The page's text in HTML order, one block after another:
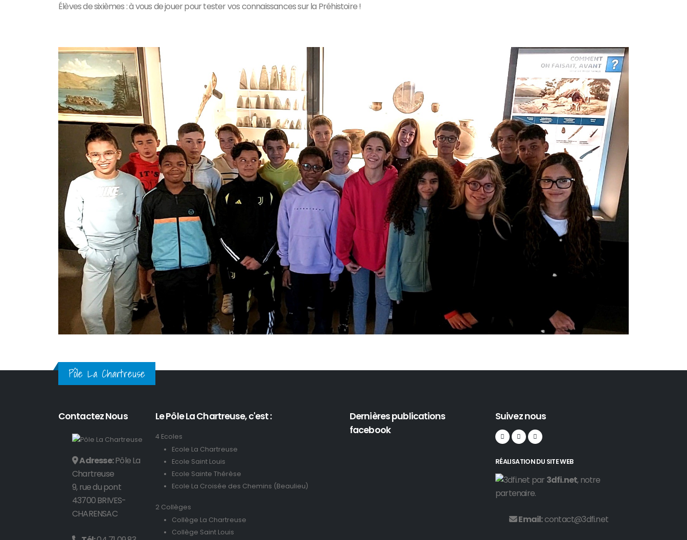
Élèves de sixièmes : à vous de jouer pour tester vos connaissances sur la Préhistoire !
Pôle La Chartreuse
Contactez Nous
Adresse:Pôle La
Chartreuse
9, rue du pont
43700 BRIVES-
CHARENSAC
Le Pôle La Chartreuse, c'est :
4 Ecoles
Ecole La Chartreuse
Ecole Saint Louis
Ecole Sainte Thérèse
Ecole La Croisée des Chemins (Beaulieu)
2 Collèges
Collège La Chartreuse
Collège Saint Louis
Dernières publications
facebook
Suivez nous
RÉALISATION DU SITE WEB
par 3dfi.net, notre
partenaire.
Email:contact@3dfi.net